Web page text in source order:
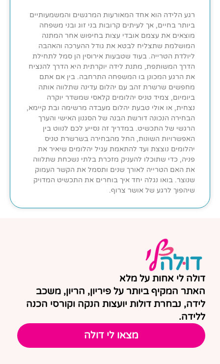
רגע הלידה הוא אחד המאורעות המרגשים והמשמעותיים
ביותר בחיים, אך לעיתים קרובות בני זוג ובני משפחה
מוצאים את עצמם אובדי עצות בחיפוש אחר המתנה
המושלמת שתצליח לבטא את גודל ההערכה והאהבה
ליולדת הטרייה. בעוד שטבעות אירוסין הן סמל לתחילת
הדרך המשותפת, מתנת לידה יוקרתית היא הדרך להנציח
את הרגע המכונן בו המשפחה התרחבה. בין אם אתם
מחפשים שרשרת זהב עם יהלום עדינה שתלווה אותה
ביומיום, צמיד טניס יהלומים קלאסי שמשדר יוקרה
נצחית, או אולי טבעת יהלום מעבדה מרשימה ובת קיימא,
הבחירה הנכונה דורשת הבנה של הסגנון האישי והערך
הרגשי של התכשיט. במדריך זה נסייע לכם לנווט בין
האפשרויות השונות, החל מהבחירה בשרשרת טניס
יהלומים נוצצת ועד להתאמת עגיל יהלומים שיאיר את
פניה, כדי שתוכלו להעניק מזכרת בלתי נשכחת שתלווה
את האם הטרייה לאורך שנים ותסמל את הקשר העמוק
שנוצר. בואו נגלה יחד איך בוחרים את התכשיט המדויק
שיהפוך לרגע של אושר צרוף.
דולה לי אחות על מלא
האתר המקיף ביותר על פיריון, הריון, משכב
לידה, נבחרת דולות יועצות הנקה וקורסי הכנה
ללידה.
מצאו לי דולה